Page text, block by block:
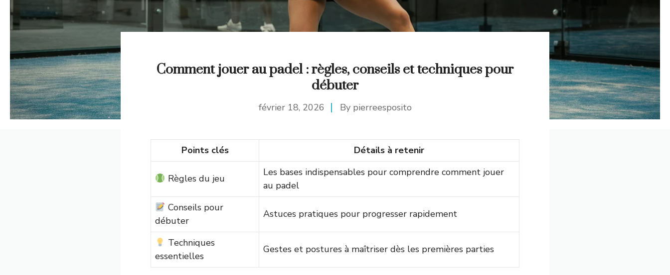
Comment jouer au padel : règles, conseils et techniques pour
débuter
février 18, 2026 By pierreesposito
Points clés Détails à retenir
Règles du jeu
Les bases indispensables pour comprendre comment jouer
au padel
Conseils pour
débuter
Astuces pratiques pour progresser rapidement
Techniques
essentielles
Gestes et postures à maîtriser dès les premières parties